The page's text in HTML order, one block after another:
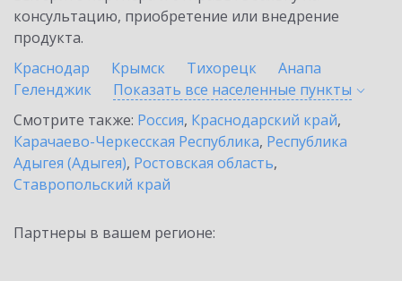
консультацию, приобретение или внедрение
продукта.
Краснодар
Крымск Тихорецк
Анапа
Геленджик
Показать все населенные пункты
Смотрите также: Россия, Краснодарский край,
Карачаево-Черкесская Республика, Республика
Адыгея (Адыгея), Ростовская область,
Ставропольский край
Партнеры в вашем регионе: